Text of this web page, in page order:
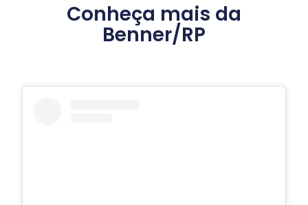
Conheça mais da
Benner/RP